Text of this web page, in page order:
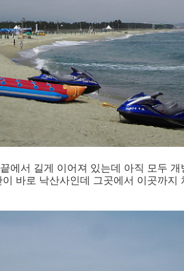
에서 길게 이어져 있는데 아직 모두
바로 낙산사인데 그곳에서 이곳까지